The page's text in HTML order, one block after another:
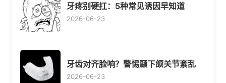
牙疼别硬扛：5种常见诱因早知道
2026-06-23
牙齿对齐脸响？警惕颞下颌关节紊乱
2026-06-23